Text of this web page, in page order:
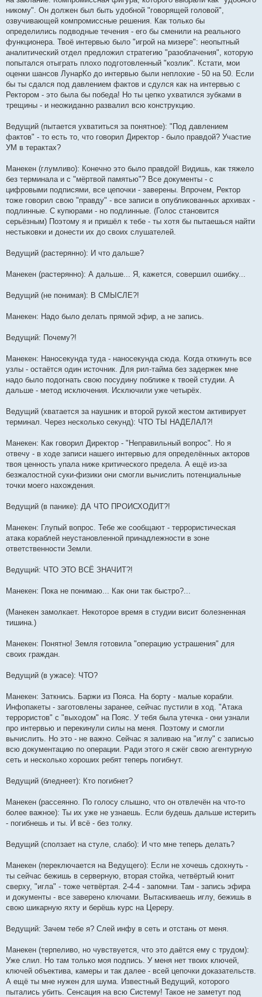
никому". Он должен был быть удобной "говорящей головой",
озвучивающей компромиссные решения. Как только бы
определились подводные течения - его бы сменили на реального
функционера. Твоё интервью было "игрой на мизере": неопытный
аналитический отдел предложил стратегию "разоблачения", которую
попытался отыграть плохо подготовленный "козлик". Кстати, мои
оценки шансов ЛунарКо до интервью были неплохие - 50 на 50. Если
бы ты сдался под давлением фактов и сдулся как на интервью с
Ректором - это была бы победа! Но ты цепко ухватился зубками в
трещины - и неожиданно развалил всю конструкцию.
Ведущий (пытается ухватиться за понятное): "Под давлением
фактов" - то есть то, что говорил Директор - было правдой? Участие
УМ в терактах?
Манекен (глумливо): Конечно это было правдой! Видишь, как тяжело
без терминала и с "мёртвой памятью"? Все документы - с
цифровыми подписями, все цепочки - заверены. Впрочем, Ректор
тоже говорил свою "правду" - все записи в опубликованных архивах -
подлинные. С купюрами - но подлинные. (Голос становится
серьёзным) Поэтому я и пришёл к тебе - ты хотя бы пытаешься найти
нестыковки и донести их до своих слушателей.
Ведущий (растерянно): И что дальше?
Манекен (растерянно): А дальше... Я, кажется, совершил ошибку...
Ведущий (не понимая): В СМЫСЛЕ?!
Манекен: Надо было делать прямой эфир, а не запись.
Ведущий: Почему?!
Манекен: Наносекунда туда - наносекунда сюда. Когда откинуть все
узлы - остаётся один источник. Для рил-тайма без задержек мне
надо было подогнать свою посудину поближе к твоей студии. А
дальше - метод исключения. Исключили уже четырёх.
Ведущий (хватается за наушник и второй рукой жестом активирует
терминал. Через несколько секунд): ЧТО ТЫ НАДЕЛАЛ?!
Манекен: Как говорил Директор - "Неправильный вопрос". Но я
отвечу - в ходе записи нашего интервью для определённых акторов
твоя ценность упала ниже критического предела. А ещё из-за
безжалостной суки-физики они смогли вычислить потенциальные
точки моего нахождения.
Ведущий (в панике): ДА ЧТО ПРОИСХОДИТ?!
Манекен: Глупый вопрос. Тебе же сообщают - террористическая
атака кораблей неустановленной принадлежности в зоне
ответственности Земли.
Ведущий: ЧТО ЭТО ВСЁ ЗНАЧИТ?!
Манекен: Пока не понимаю... Как они так быстро?...
(Манекен замолкает. Некоторое время в студии висит болезненная
тишина.)
Манекен: Понятно! Земля готовила "операцию устрашения" для
своих граждан.
Ведущий (в ужасе): ЧТО?
Манекен: Заткнись. Баржи из Пояса. На борту - малые корабли.
Инфопакеты - заготовлены заранее, сейчас пустили в ход. "Атака
террористов" с "выходом" на Пояс. У тебя была утечка - они узнали
про интервью и перекинули силы на меня. Поэтому и смогли
вычислить. Но это - не важно. Сейчас я заливаю на "иглу" с записью
всю документацию по операции. Ради этого я сжёг свою агентурную
сеть и несколько хороших ребят теперь погибнут.
Ведущий (бледнеет): Кто погибнет?
Манекен (рассеянно. По голосу слышно, что он отвлечён на что-то
более важное): Ты их уже не узнаешь. Если будешь дальше истерить
- погибнешь и ты. И всё - без толку.
Ведущий (сползает на стуле, слабо): И что мне теперь делать?
Манекен (переключается на Ведущего): Если не хочешь сдохнуть -
ты сейчас бежишь в серверную, вторая стойка, четвёртый юнит
сверху, "игла" - тоже четвёртая. 2-4-4 - запомни. Там - запись эфира
и документы - все заверено ключами. Вытаскиваешь иглу, бежишь в
свою шикарную яхту и берёшь курс на Цереру.
Ведущий: Зачем тебе я? Слей инфу в сеть и отстань от меня.
Манекен (терпеливо, но чувствуется, что это даётся ему с трудом):
Уже слил. Но там только моя подпись. У меня нет твоих ключей,
ключей объектива, камеры и так далее - всей цепочки доказательств.
А ещё ты мне нужен для шума. Известный Ведущий, которого
пытались убить. Сенсация на всю Систему! Такое не заметут под